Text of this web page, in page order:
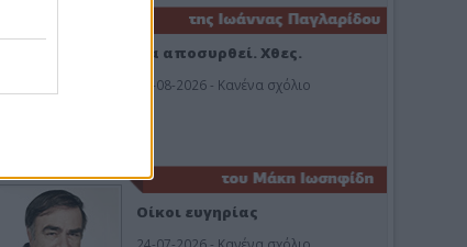
Να αποσυρθεί. Χθες.
03-08-2026 - Κανένα σχόλιο
Οίκοι ευγηρίας
24-07-2026 - Κανένα σχόλιο